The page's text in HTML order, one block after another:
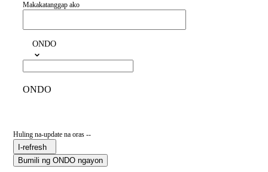
Makakatanggap ako
ONDO
ONDO
Huling na-update na oras --
I-refresh
Bumili ng ONDO ngayon